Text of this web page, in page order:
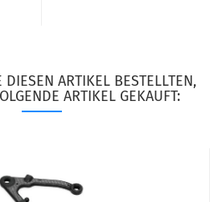
DIESEN ARTIKEL BESTELLTEN,
ARTIKEL GEKAUFT: